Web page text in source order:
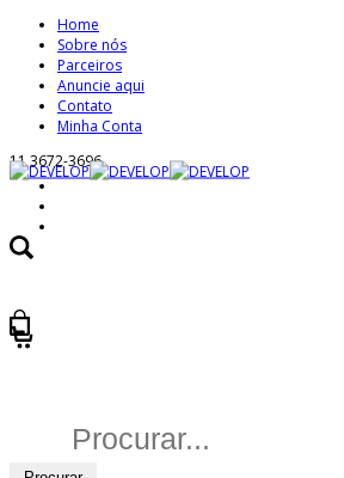
Home
Sobre nós
Parceiros
Anuncie aqui
Contato
Minha Conta
11 3672-3696